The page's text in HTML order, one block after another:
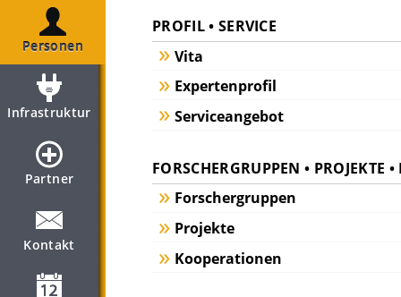
Personen
Infrastruktur
Partner
Kontakt
PROFIL • SERVICE
Vita
Expertenprofil
Serviceangebot
FORSCHERGRUPPEN • PROJEKTE
Forschergruppen
Projekte
Kooperationen